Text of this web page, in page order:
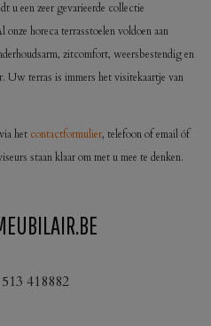
u een zeer gevarieerde collectie
horeca terrasstoelen voldoen aan
zitcomfort, weersbestendig en
Uw terras is immers het visitekaartje van
het contactformulier, telefoon of email óf
staan klaar om met u mee te denken.
418882